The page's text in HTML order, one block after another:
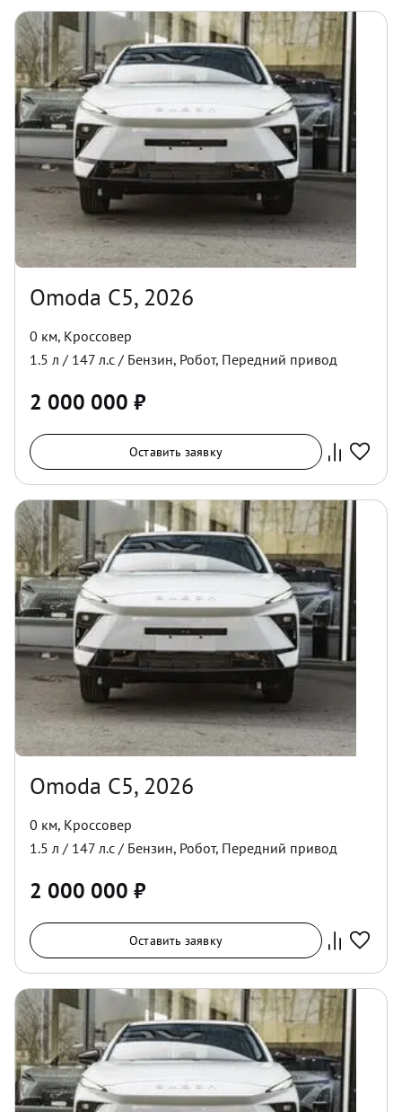
Omoda C5, 2026
0 км, Кроссовер
1.5 л / 147 л.с / Бензин, Робот, Передний привод
2 000 000 ₽
Оставить заявку
Omoda C5, 2026
0 км, Кроссовер
1.5 л / 147 л.с / Бензин, Робот, Передний привод
2 000 000 ₽
Оставить заявку